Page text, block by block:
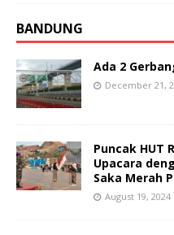
BANDUNG
Ada 2
December 21,
Puncak HUT
Upacara
Saka Merah
August 19, 2024